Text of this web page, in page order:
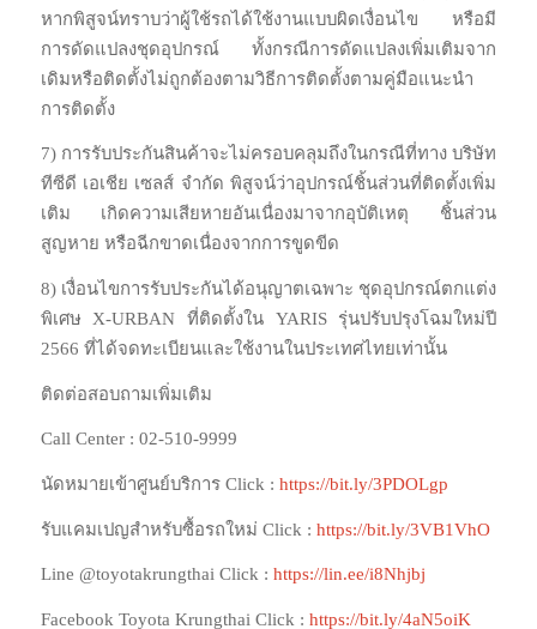
หากพิสูจน์ทราบว่าผู้ใช้รถได้ใช้งานแบบผิดเงื่อนไข หรือมี
การดัดแปลงชุดอุปกรณ์ ทั้งกรณีการดัดแปลงเพิ่มเติมจาก
เดิมหรือติดตั้งไม่ถูกต้องตามวิธีการติดตั้งตามคู่มือแนะนำ
การติดตั้ง
7) การรับประกันสินค้าจะไม่ครอบคลุมถึงในกรณีที่ทาง บริษัท
ทีซีดี เอเชีย เซลส์ จำกัด พิสูจน์ว่าอุปกรณ์ชิ้นส่วนที่ติดตั้งเพิ่ม
เติม เกิดความเสียหายอันเนื่องมาจากอุบัติเหตุ ชิ้นส่วน
สูญหาย หรือฉีกขาดเนื่องจากการขูดขีด
8) เงื่อนไขการรับประกันได้อนุญาตเฉพาะ ชุดอุปกรณ์ตกแต่ง
พิเศษ X-URBAN ที่ติดตั้งใน YARIS รุ่นปรับปรุงโฉมใหม่ปี
2566 ที่ได้จดทะเบียนและใช้งานในประเทศไทยเท่านั้น
ติดต่อสอบถามเพิ่มเติม
Call Center : 02-510-9999
นัดหมายเข้าศูนย์บริการ Click : https://bit.ly/3PDOLgp
รับแคมเปญสำหรับซื้อรถใหม่ Click : https://bit.ly/3VB1VhO
Line @toyotakrungthai Click : https://lin.ee/i8Nhjbj
Facebook Toyota Krungthai Click : https://bit.ly/4aN5oiK